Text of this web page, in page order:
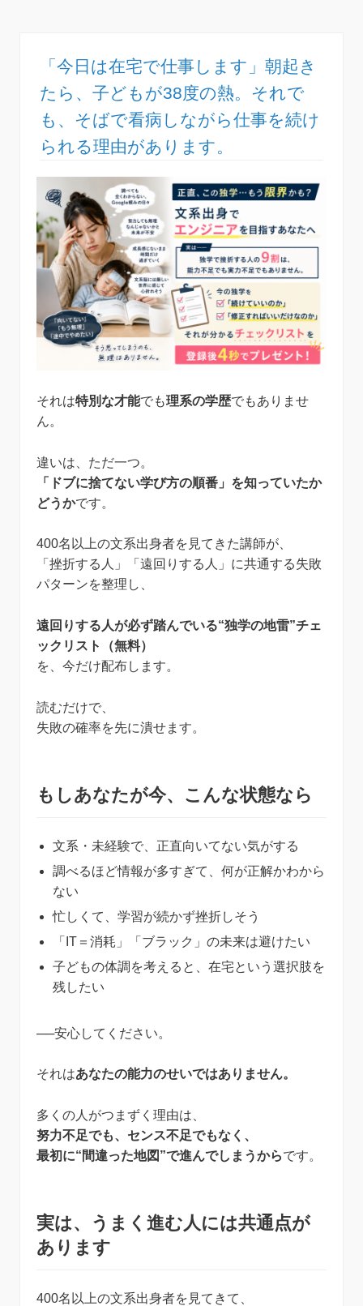
「今日は在宅で仕事します」朝起き
たら、子どもが38度の熱。それで
も、そばで看病しながら仕事を続け
られる理由があります。
それは特別な才能でも理系の学歴でもありませ
ん。
違いは、ただ一つ。
「ドブに捨てない学び方の順番」を知っていたか
どうかです。
400名以上の文系出身者を見てきた講師が、
「挫折する人」「遠回りする人」に共通する失敗
パターンを整理し、
遠回りする人が必ず踏んでいる“独学の地雷”チェ
ックリスト（無料）
を、今だけ配布します。
読むだけで、
失敗の確率を先に潰せます。
もしあなたが今、こんな状態なら
文系・未経験で、正直向いてない気がする
調べるほど情報が多すぎて、何が正解かわから
ない
忙しくて、学習が続かず挫折しそう
「IT＝消耗」「ブラック」の未来は避けたい
子どもの体調を考えると、在宅という選択肢を
残したい
──安心してください。
それはあなたの能力のせいではありません。
多くの人がつまずく理由は、
努力不足でも、センス不足でもなく、
最初に“間違った地図”で進んでしまうからです。
実は、うまく進む人には共通点が
あります
400名以上の文系出身者を見てきて、